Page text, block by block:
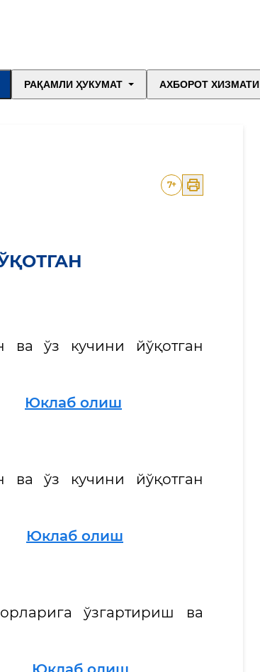
РАҚАМЛИ ҲУКУМАТ АХБОРОТ ХИЗМАТИ
7+
ва ўз кучини йўқотган
Юклаб олиш
ва ўз кучини йўқотган
Юклаб олиш
ўзгартириш ва